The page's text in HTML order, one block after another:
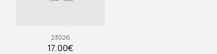
23026
17.00€